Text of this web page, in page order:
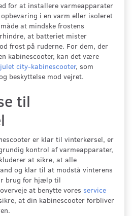
for at installere varmeapparater
i en varm eller isoleret
at mindske frostens
at batteriet mister
frost på ruderne. For dem, der
kabinescooter, kan det være
city-kabinescooter, som
beskyttelse mod vejret.
til
er klar til vinterkørsel, er
kontrol af varmeapparater,
at sikre, at alle
og klar til at modstå vinterens
brug for hjælp til
at benytte vores service
at din kabinescooter forbliver